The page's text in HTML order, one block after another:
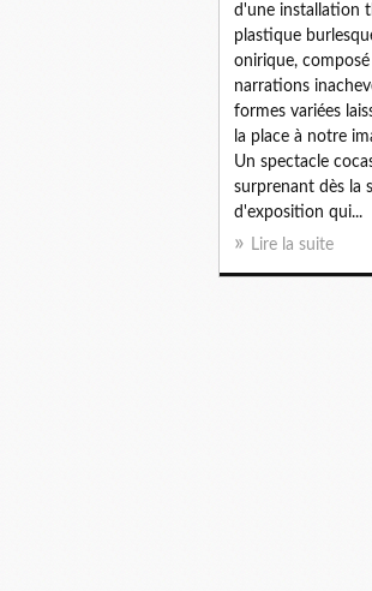
d'une installation
plastique
onirique,
narrations
formes variées
la place à notre
Un spectacle
surprenant dès la
d'exposition qui...
Lire la suite